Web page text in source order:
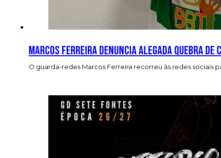
Marcos Ferreira denuncia alegada quebra de
O guarda-redes Marcos Ferreira recorreu às redes sociais